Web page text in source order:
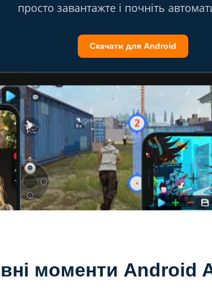
просто завантажте і почніть
Скачати для Android
моменти Android